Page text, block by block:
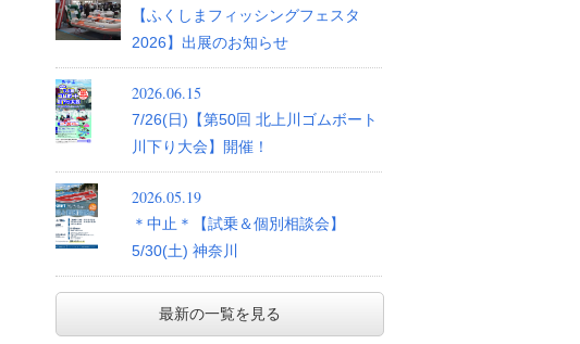
【ふくしまフィッシングフェスタ
2026】出展のお知らせ
2026.06.15
7/26(日)【第50回 北上川ゴムボート
川下り大会】開催！
2026.05.19
＊中止＊【試乗＆個別相談会】
5/30(土) 神奈川
最新の一覧を見る